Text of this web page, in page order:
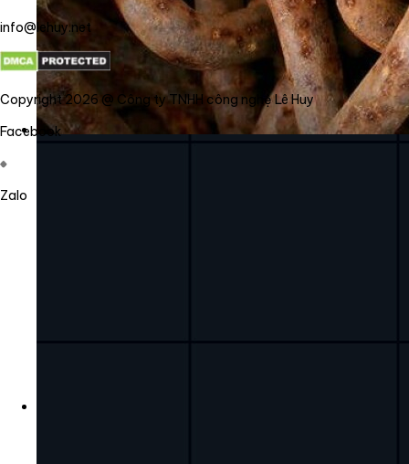
info@lehuy.net
Copyright 2026 @ Công ty TNHH công nghệ Lê Huy
Facebook
Zalo